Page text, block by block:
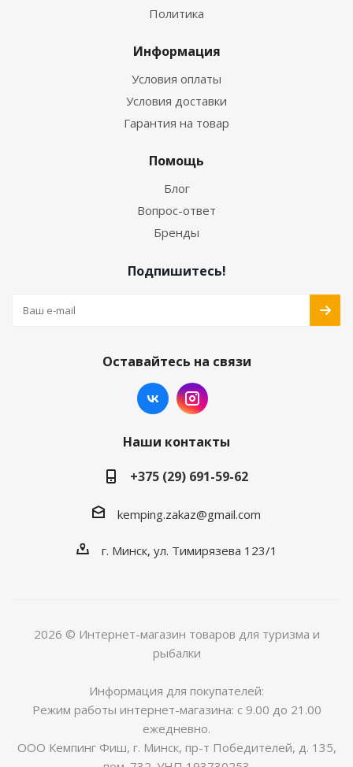
Политика
Информация
Условия оплаты
Условия доставки
Гарантия на товар
Помощь
Блог
Вопрос-ответ
Бренды
Подпишитесь!
Оставайтесь на связи
Наши контакты
+375 (29) 691-59-62
kemping.zakaz@gmail.com
г. Минск, ул. Тимирязева 123/1
2026 © Интернет-магазин товаров для туризма и
рыбалки
Информация для покупателей:
Режим работы интернет-магазина: с 9.00 до 21.00
ежедневно.
ООО Кемпинг Фиш, г. Минск, пр-т Победителей, д. 135,